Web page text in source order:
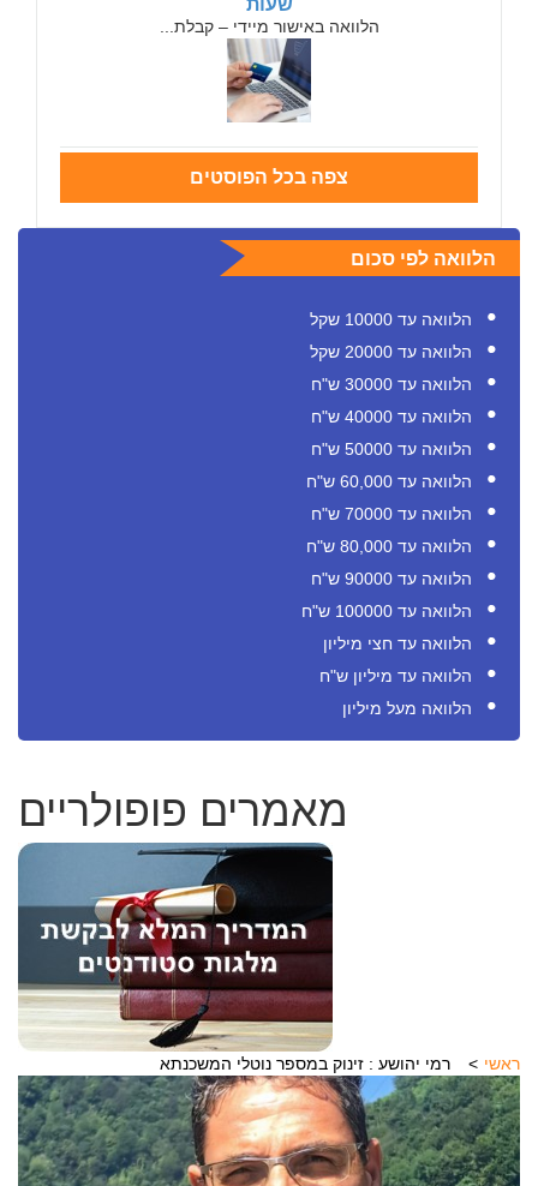
שעות
הלוואה באישור מיידי – קבלת...
צפה בכל הפוסטים
הלוואה לפי סכום
הלוואה עד 10000 שקל
הלוואה עד 20000 שקל
הלוואה עד 30000 ש"ח
הלוואה עד 40000 ש"ח
הלוואה עד 50000 ש"ח
הלוואה עד 60,000 ש"ח
הלוואה עד 70000 ש"ח
הלוואה עד 80,000 ש"ח
הלוואה עד 90000 ש"ח
הלוואה עד 100000 ש"ח
הלוואה עד חצי מיליון
הלוואה עד מיליון ש"ח
הלוואה מעל מיליון
מאמרים פופולריים
ראשי רמי יהושע : זינוק במספר נוטלי המשכנתא